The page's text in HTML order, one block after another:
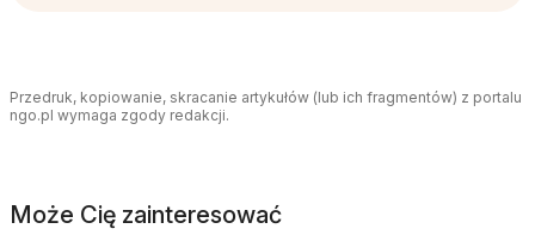
Przedruk, kopiowanie, skracanie artykułów (lub ich fragmentów) z portalu
ngo.pl wymaga zgody redakcji.
Może Cię zainteresować